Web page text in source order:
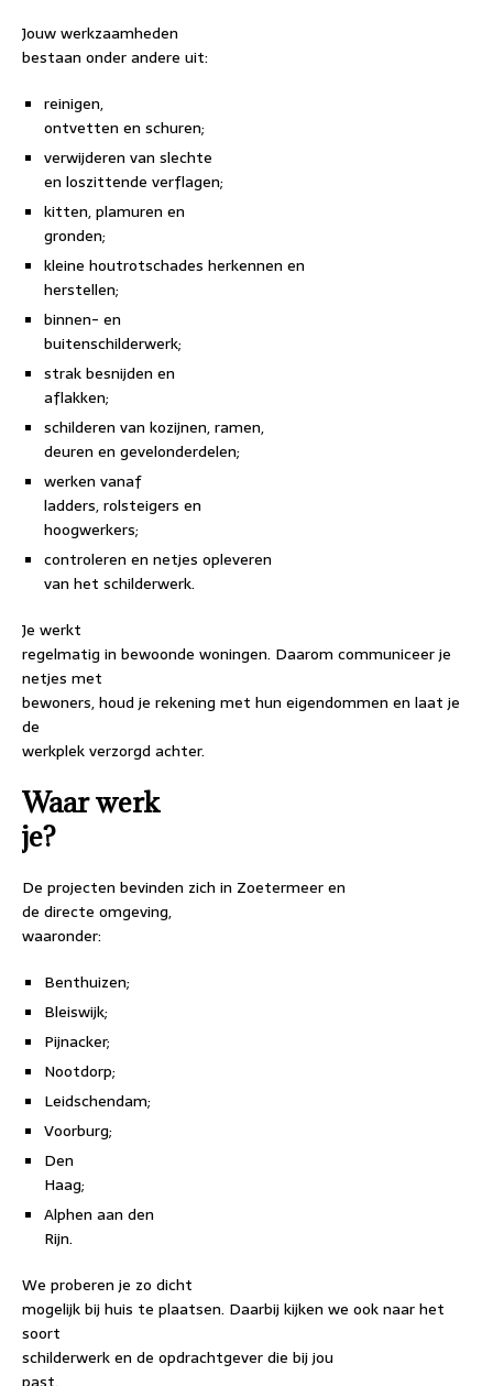
Jouw werkzaamheden
bestaan onder andere uit:
reinigen,
ontvetten en schuren;
verwijderen van slechte
en loszittende verflagen;
kitten, plamuren en
gronden;
kleine houtrotschades herkennen en
herstellen;
binnen- en
buitenschilderwerk;
strak besnijden en
aflakken;
schilderen van kozijnen, ramen,
deuren en gevelonderdelen;
werken vanaf
ladders, rolsteigers en
hoogwerkers;
controleren en netjes opleveren
van het schilderwerk.
Je werkt
regelmatig in bewoonde woningen. Daarom communiceer je
netjes met
bewoners, houd je rekening met hun eigendommen en laat je
de
werkplek verzorgd achter.
Waar werk
je?
De projecten bevinden zich in Zoetermeer en
de directe omgeving,
waaronder:
Benthuizen;
Bleiswijk;
Pijnacker;
Nootdorp;
Leidschendam;
Voorburg;
Den
Haag;
Alphen aan den
Rijn.
We proberen je zo dicht
mogelijk bij huis te plaatsen. Daarbij kijken we ook naar het
soort
schilderwerk en de opdrachtgever die bij jou